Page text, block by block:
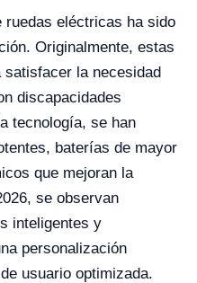
ruedas eléctricas ha sido
Originalmente, estas
la necesidad
discapacidades
tecnología, se han
baterías de mayor
que mejoran la
se observan
inteligentes y
personalización
usuario optimizada.